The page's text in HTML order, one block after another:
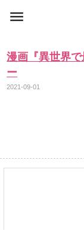
漫画『異世界
ー
2021-09-01